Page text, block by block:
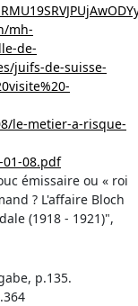
mh-
de-
juifs-de-suisse-
le-metier-a-risque-
08.pdf
émissaire ou « roi
? L'affaire Bloch
(1918 - 1921)",
p.135.